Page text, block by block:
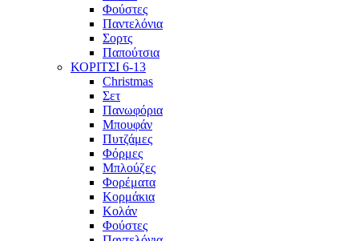
Φούστες
Παντελόνια
Σορτς
Παπούτσια
ΚΟΡΙΤΣΙ 6-13
Christmas
Σετ
Πανωφόρια
Μπουφάν
Πυτζάμες
Φόρμες
Μπλούζες
Φορέματα
Κορμάκια
Κολάν
Φούστες